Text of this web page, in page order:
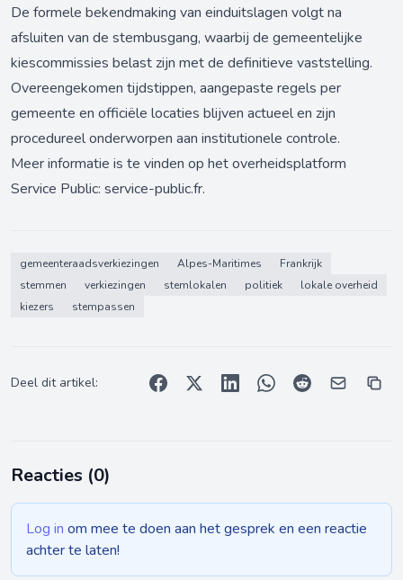
De formele bekendmaking van einduitslagen volgt na
afsluiten van de stembusgang, waarbij de gemeentelijke
kiescommissies belast zijn met de definitieve vaststelling.
Overeengekomen tijdstippen, aangepaste regels per
gemeente en officiële locaties blijven actueel en zijn
procedureel onderworpen aan institutionele controle.
Meer informatie is te vinden op het overheidsplatform
Service Public: service-public.fr.
gemeenteraadsverkiezingen Alpes-Maritimes
Frankrijk
stemmen
verkiezingen stemlokalen politiek
lokale overheid
kiezers
stempassen
Deel dit artikel:
Reacties (0)
Log in om mee te doen aan het gesprek en een reactie
achter te laten!